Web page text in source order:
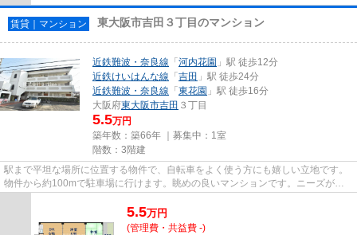
賃貸｜マンション 東大阪市吉田３丁目のマンション
近鉄難波・奈良線 「河内花園 」駅 徒歩12分
近鉄けいはんな線 「吉田 」駅 徒歩24分
近鉄難波・奈良線 「東花園 」駅 徒歩16分
大阪府東大阪市吉田 ３丁目
5.5万円
築年数：築66年 ｜募集中： 1室
階数：3階建
駅まで平坦な場所に位置する物件で、自転車をよく使う方にも嬉しい立地です。
物件から約100mで駐車場に行けます。眺めの良いマンションです。ニーズが高
まっており求められている設備...
5.5万円
(管理費・共益費 -)